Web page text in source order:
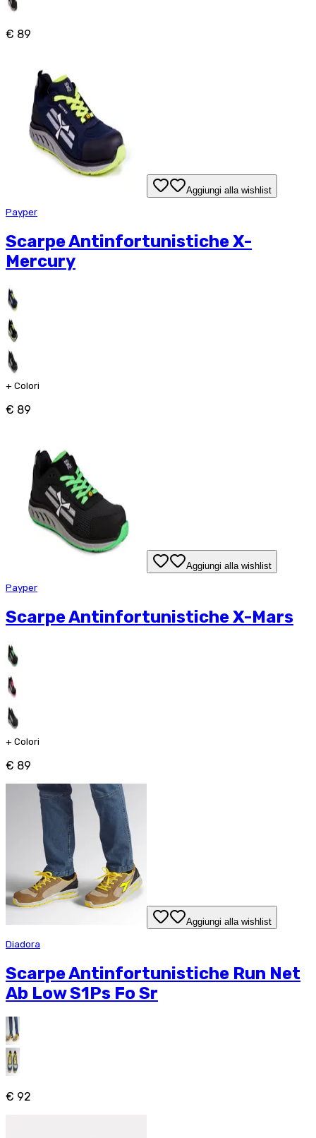
€ 89
Aggiungi alla wishlist
Payper
Scarpe Antinfortunistiche X-
Mercury
+ Colori
€ 89
Aggiungi alla wishlist
Payper
Scarpe Antinfortunistiche X-Mars
+ Colori
€ 89
Aggiungi alla wishlist
Diadora
Scarpe Antinfortunistiche Run Net
Ab Low S1Ps Fo Sr
€ 92